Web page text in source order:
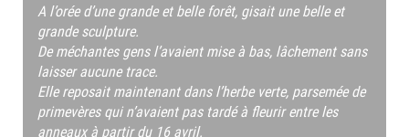
A l’orée d’une grande et belle forêt, gisait une belle et
grande sculpture.
De méchantes gens l’avaient mise à bas, lâchement sans
laisser aucune trace.
Elle reposait maintenant dans l’herbe verte, parsemée de
primevères qui n’avaient pas tardé à fleurir entre les
anneaux à partir du 16 avril.